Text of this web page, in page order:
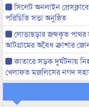
সিলেট অনলাইন
পরিচিতি সভা অনুষ্ঠিত
লোভাছড়ার জব্দকৃত পাথর
আটগ্রামের অবৈধ ক্রাশার
কাতারে সড়ক দুর্ঘটনায়
খেলাফত মজলিসের নগদ